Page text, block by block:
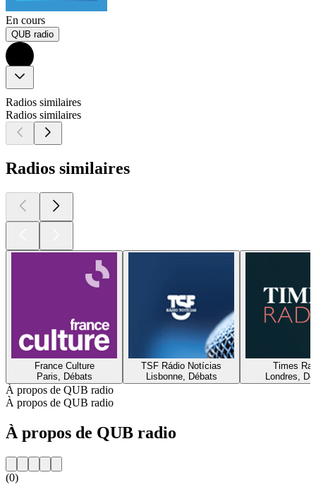
En cours
QUB radio
Radios similaires
Radios similaires
Radios similaires
France Culture
Paris, Débats
TSF Rádio Notícias
Lisbonne, Débats
Times
Londres,
À propos de QUB radio
À propos de QUB radio
À propos de QUB radio
(0)